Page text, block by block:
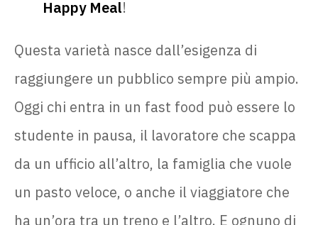
Happy Meal!
Questa varietà nasce dall’esigenza di
raggiungere un pubblico sempre più ampio.
Oggi chi entra in un fast food può essere lo
studente in pausa, il lavoratore che scappa
da un ufficio all’altro, la famiglia che vuole
un pasto veloce, o anche il viaggiatore che
ha un’ora tra un treno e l’altro. E ognuno di